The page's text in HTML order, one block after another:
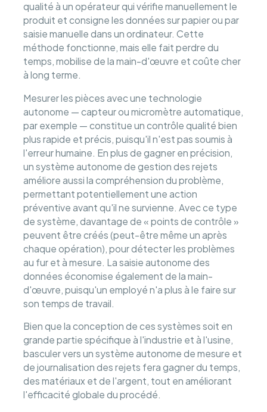
qualité à un opérateur qui vérifie manuellement le
produit et consigne les données sur papier ou par
saisie manuelle dans un ordinateur. Cette
méthode fonctionne, mais elle fait perdre du
temps, mobilise de la main-d'œuvre et coûte cher
à long terme.
Mesurer les pièces avec une technologie
autonome — capteur ou micromètre automatique,
par exemple — constitue un contrôle qualité bien
plus rapide et précis, puisqu'il n'est pas soumis à
l'erreur humaine. En plus de gagner en précision,
un système autonome de gestion des rejets
améliore aussi la compréhension du problème,
permettant potentiellement une action
préventive avant qu'il ne survienne. Avec ce type
de système, davantage de « points de contrôle »
peuvent être créés (peut-être même un après
chaque opération), pour détecter les problèmes
au fur et à mesure. La saisie autonome des
données économise également de la main-
d'œuvre, puisqu'un employé n'a plus à le faire sur
son temps de travail.
Bien que la conception de ces systèmes soit en
grande partie spécifique à l'industrie et à l'usine,
basculer vers un système autonome de mesure et
de journalisation des rejets fera gagner du temps,
des matériaux et de l'argent, tout en améliorant
l'efficacité globale du procédé.